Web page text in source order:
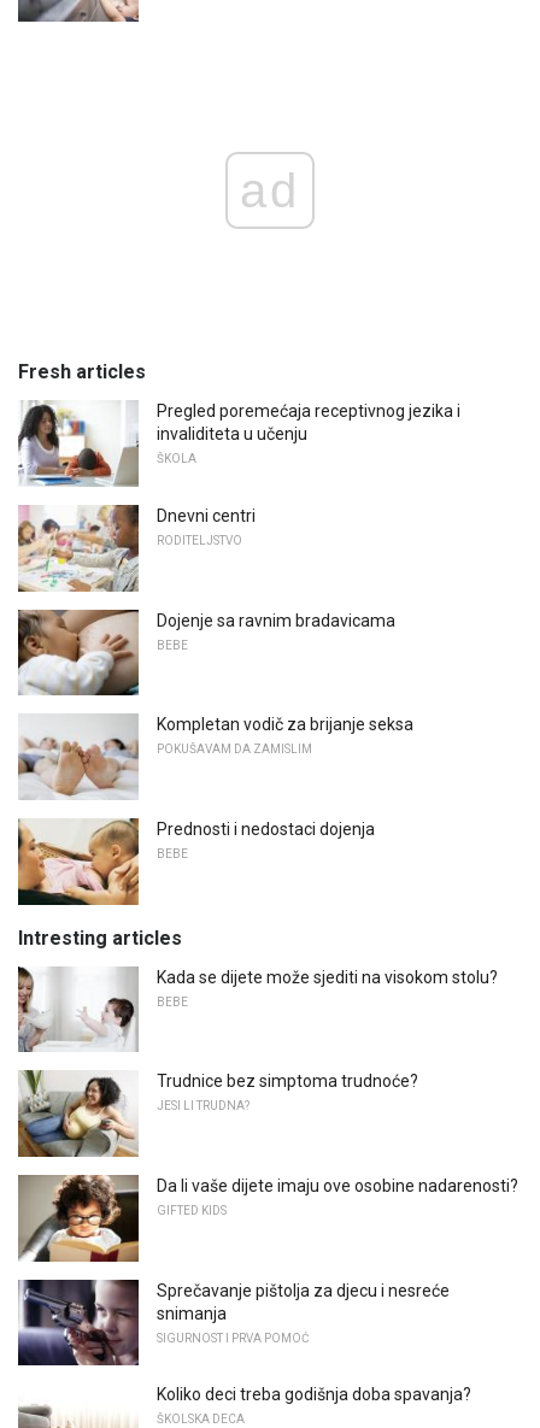
ad
Fresh articles
Pregled poremećaja receptivnog jezika i
invaliditeta u učenju
ŠKOLA
Dnevni centri
RODITELJSTVO
Dojenje sa ravnim bradavicama
BEBE
Kompletan vodič za brijanje seksa
POKUŠAVAM DA ZAMISLIM
Prednosti i nedostaci dojenja
BEBE
Intresting articles
Kada se dijete može sjediti na visokom stolu?
BEBE
Trudnice bez simptoma trudnoće?
JESI LI TRUDNA?
Da li vaše dijete imaju ove osobine nadarenosti?
GIFTED KIDS
Sprečavanje pištolja za djecu i nesreće
snimanja
SIGURNOST I PRVA POMOĆ
Koliko deci treba godišnja doba spavanja?
ŠKOLSKA DECA